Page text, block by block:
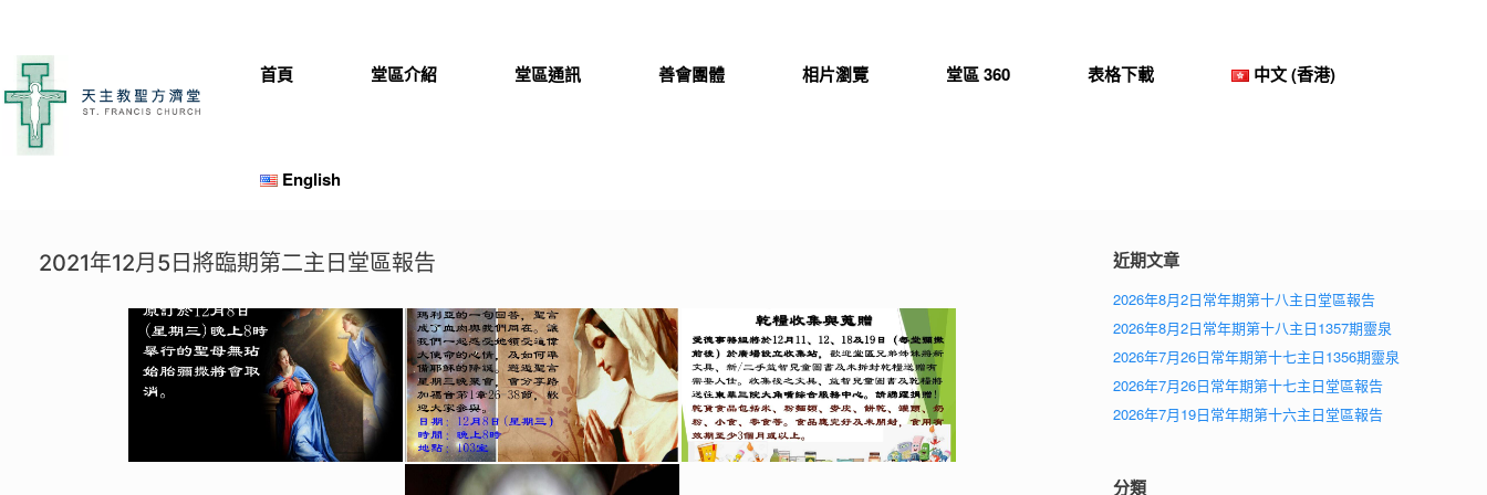
content
首頁 堂區介紹 堂區通訊 善會團體 相片瀏覽 堂區 360 表格下載 中文 (香港)
English
2021年12月5日將臨期第二主日堂區報告
近期文章
2026年8月2日常年期第十八主日堂區報告
2026年8月2日常年期第十八主日1357期靈泉
2026年7月26日常年期第十七主日1356期靈泉
2026年7月26日常年期第十七主日堂區報告
2026年7月19日常年期第十六主日堂區報告
分類